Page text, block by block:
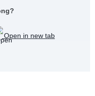
Open in new tab